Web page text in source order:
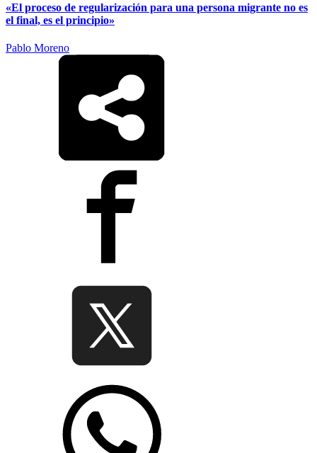
«El proceso de regularización para una persona migrante no es
el final, es el principio»
Pablo Moreno